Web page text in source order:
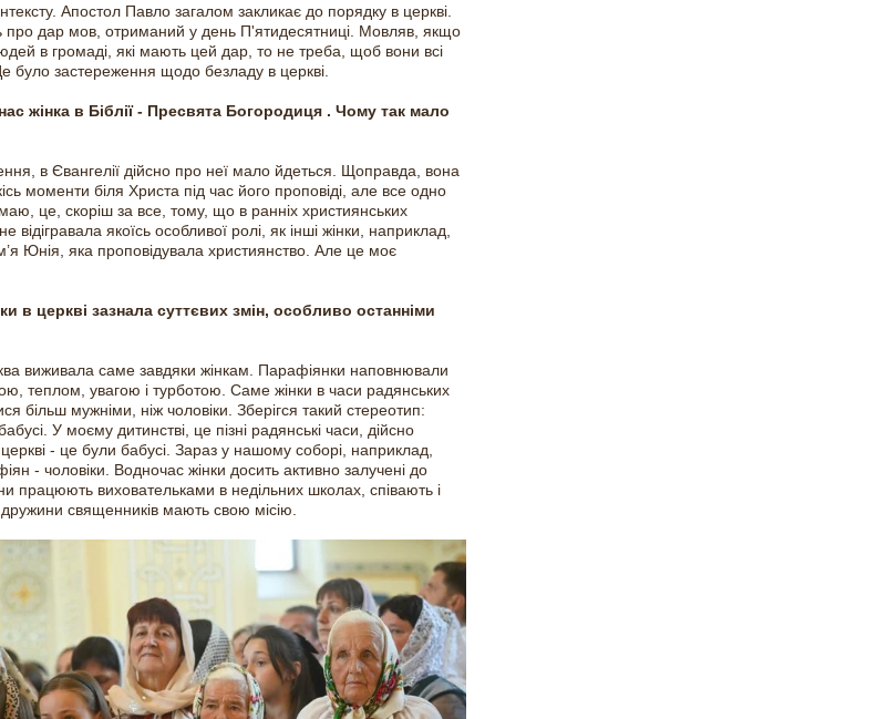
Апостол Павло загалом закликає до порядку в церкві.
про дар мов, отриманий у день П'ятидесятниці. Мовляв, якщо
в громаді, які мають цей дар, то не треба, щоб вони всі
було застереження щодо безладу в церкві.
жінка в Біблії - Пресвята Богородиця . Чому так мало
в Євангелії дійсно про неї мало йдеться. Щоправда, вона
моменти біля Христа під час його проповіді, але все одно
це, скоріш за все, тому, що в ранніх християнських
відігравала якоїсь особливої ролі, як інші жінки, наприклад,
Юнія, яка проповідувала християнство. Але це моє
в церкві зазнала суттєвих змін, особливо останніми
виживала саме завдяки жінкам. Парафіянки наповнювали
теплом, увагою і турботою. Саме жінки в часи радянських
більш мужніми, ніж чоловіки. Зберігся такий стереотип:
У моєму дитинстві, це пізні радянські часи, дійсно
- це були бабусі. Зараз у нашому соборі, наприклад,
- чоловіки. Водночас жінки досить активно залучені до
працюють виховательками в недільних школах, співають і
священників мають свою місію.